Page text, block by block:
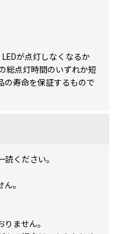
が点灯しなくなるか
総点灯時間のいずれか短
の寿命を保証するもので
読ください。
。
ません。